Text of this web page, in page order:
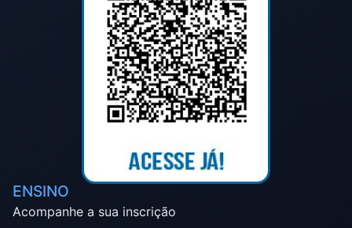
ENSINO
Acompanhe a sua inscrição